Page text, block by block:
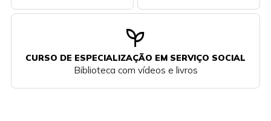
psychiatry
CURSO DE ESPECIALIZAÇÃO EM SERVIÇO SOCIAL
Biblioteca com vídeos e livros